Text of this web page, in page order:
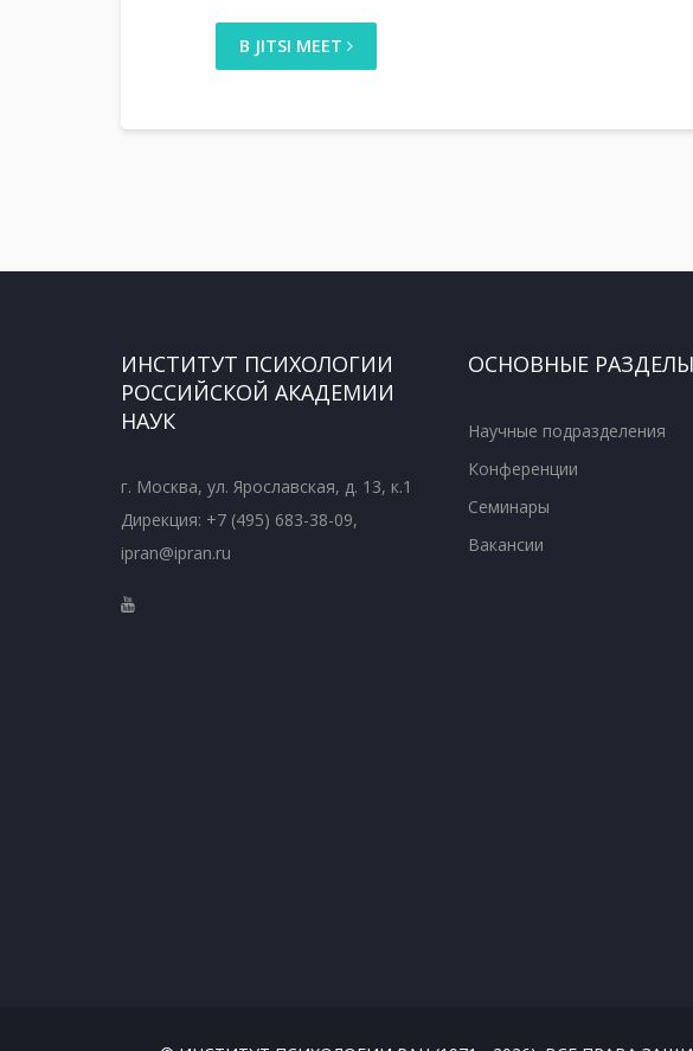
В JITSI MEET
ИНСТИТУТ ПСИХОЛОГИИ
РОССИЙСКОЙ АКАДЕМИИ
НАУК
г. Москва, ул. Ярославская, д. 13, к.1
Дирекция: +7 (495) 683-38-09,
ipran@ipran.ru
ОСНОВНЫЕ РАЗДЕЛЫ
Научные подразделения
Конференции
Семинары
Вакансии